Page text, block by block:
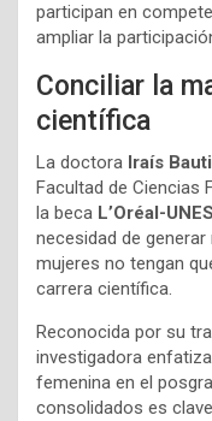
participan en
ampliar la
Conciliar la
científica
La doctora Iraís
Facultad de Ciencias
la beca L’Oréal-
necesidad de
mujeres no tengan
carrera científica.
Reconocida por su
investigadora
femenina en el
consolidados es